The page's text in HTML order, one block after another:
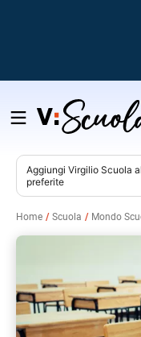
Salta
contenuto
Aggiungi Virgilio Scuola
preferite
Home Scuola Mondo